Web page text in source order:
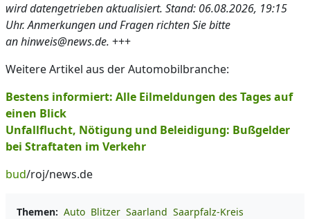
wird datengetrieben aktualisiert. Stand: 06.08.2026, 19:15
Uhr. Anmerkungen und Fragen richten Sie bitte
an hinweis@news.de. +++
Weitere Artikel aus der Automobilbranche:
Bestens informiert: Alle Eilmeldungen des Tages auf
einen Blick
Unfallflucht, Nötigung und Beleidigung: Bußgelder
bei Straftaten im Verkehr
bud/roj/news.de
Themen: Auto Blitzer Saarland Saarpfalz-Kreis